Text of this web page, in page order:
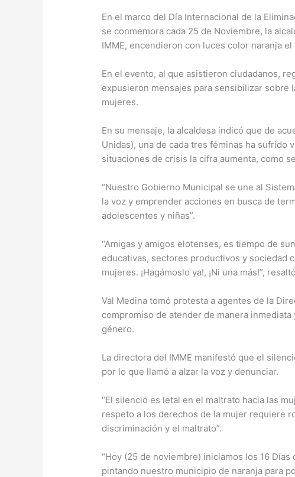
En el marco del Día Internacional de la
se conmemora cada 25 de Noviembre, la
IMME, encendieron con luces color naranja el
En el evento, al que asistieron ciudadanos,
expusieron mensajes para sensibilizar
mujeres.
En su mensaje, la alcaldesa indicó que de
Unidas), una de cada tres féminas ha sufrido
situaciones de crisis la cifra aumenta, como
“Nuestro Gobierno Municipal se une al
la voz y emprender acciones en busca de
adolescentes y niñas”.
“Amigas y amigos elotenses, es tiempo de
educativas, sectores productivos y sociedad
mujeres. ¡Hagámoslo ya!, ¡Ni una más!”,
Val Medina tomó protesta a agentes de la
compromiso de atender de manera
género.
La directora del IMME manifestó que el
por lo que llamó a alzar la voz y denunciar.
“El silencio es letal en el maltrato hacia las
respeto a los derechos de la mujer requiere
discriminación y el maltrato”.
“Hoy (25 de noviembre) iniciamos los 16
pintando nuestro municipio de naranja para